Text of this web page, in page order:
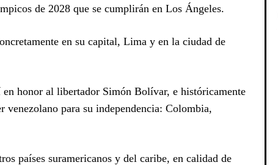
de 2028 que se cumplirán en Los Ángeles.
en su capital, Lima y en la ciudad de
honor al libertador Simón Bolívar, e históricamente
para su independencia: Colombia,
países suramericanos y del caribe, en calidad de